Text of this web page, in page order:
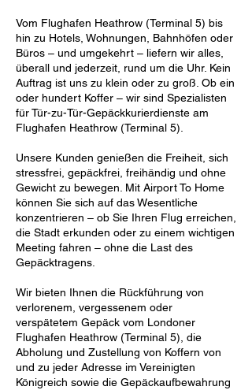
Vom Flughafen Heathrow (Terminal 5) bis
hin zu Hotels, Wohnungen, Bahnhöfen oder
Büros – und umgekehrt – liefern wir alles,
überall und jederzeit, rund um die Uhr. Kein
Auftrag ist uns zu klein oder zu groß. Ob ein
oder hundert Koffer – wir sind Spezialisten
für Tür-zu-Tür-Gepäckkurierdienste am
Flughafen Heathrow (Terminal 5).
Unsere Kunden genießen die Freiheit, sich
stressfrei, gepäckfrei, freihändig und ohne
Gewicht zu bewegen. Mit Airport To Home
können Sie sich auf das Wesentliche
konzentrieren – ob Sie Ihren Flug erreichen,
die Stadt erkunden oder zu einem wichtigen
Meeting fahren – ohne die Last des
Gepäcktragens.
Wir bieten Ihnen die Rückführung von
verlorenem, vergessenem oder
verspätetem Gepäck vom Londoner
Flughafen Heathrow (Terminal 5), die
Abholung und Zustellung von Koffern von
und zu jeder Adresse im Vereinigten
Königreich sowie die Gepäckaufbewahrung